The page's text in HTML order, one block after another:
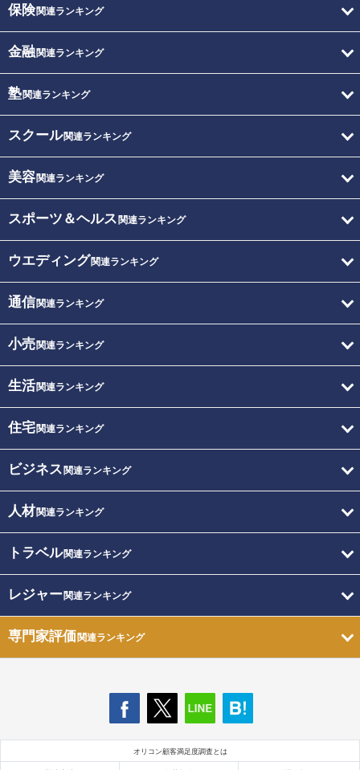
保険関連ランキング
金融関連ランキング
塾関連ランキング
スクール関連ランキング
美容関連ランキング
スポーツ＆ヘルス 関連ランキング
ウエディング関連ランキング
通信関連ランキング
小売関連ランキング
生活関連ランキング
住宅関連ランキング
ビジネス 関連ランキング
人材関連ランキング
トラベル関連ランキング
レジャー関連ランキング
専門家評価関連ランキング
オリコン顧客満足度調査とは